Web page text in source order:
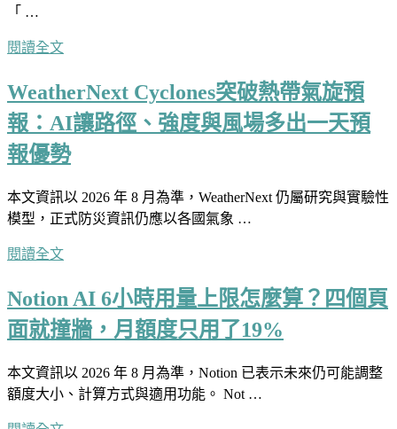
「 …
閱讀全文
WeatherNext Cyclones突破熱帶氣旋預
報：AI讓路徑、強度與風場多出一天預
報優勢
本文資訊以 2026 年 8 月為準，WeatherNext 仍屬研究與實驗性
模型，正式防災資訊仍應以各國氣象 …
閱讀全文
Notion AI 6小時用量上限怎麼算？四個頁
面就撞牆，月額度只用了19%
本文資訊以 2026 年 8 月為準，Notion 已表示未來仍可能調整
額度大小、計算方式與適用功能。 Not …